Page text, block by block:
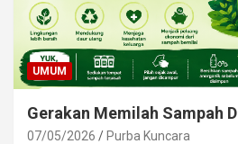
UMUM
Gerakan Memilah Sampah
07/05/2026 Purba Kuncara